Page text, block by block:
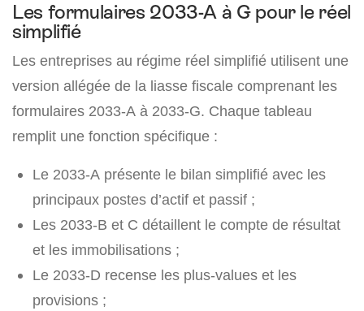
Les formulaires 2033-A à G pour le réel
simplifié
Les entreprises au régime réel simplifié utilisent une
version allégée de la liasse fiscale comprenant les
formulaires 2033-A à 2033-G. Chaque tableau
remplit une fonction spécifique :
Le 2033-A présente le bilan simplifié avec les
principaux postes d’actif et passif ;
Les 2033-B et C détaillent le compte de résultat
et les immobilisations ;
Le 2033-D recense les plus-values et les
provisions ;